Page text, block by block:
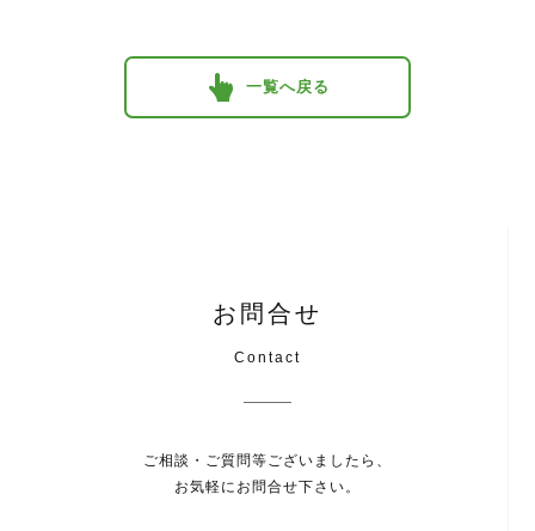
一覧へ戻る
お問合せ
Contact
ご相談・ご質問等ございましたら、
お気軽にお問合せ下さい。